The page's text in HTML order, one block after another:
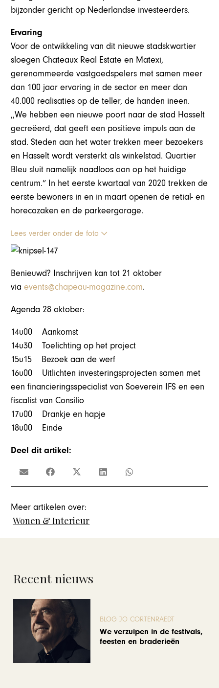
bijzonder gericht op Nederlandse investeerders.
Ervaring
Voor de ontwikkeling van dit nieuwe stadskwartier
sloegen Chateaux Real Estate en Matexi,
gerenommeerde vastgoedspelers met samen meer
dan 100 jaar ervaring in de sector en meer dan
40.000 realisaties op de teller, de handen ineen.
,,We hebben een nieuwe poort naar de stad Hasselt
gecreëerd, dat geeft een positieve impuls aan de
stad. Steden aan het water trekken meer bezoekers
en Hasselt wordt versterkt als winkelstad. Quartier
Bleu sluit namelijk naadloos aan op het huidige
centrum.” In het eerste kwartaal van 2020 trekken de
eerste bewoners in en in maart openen de retial- en
horecazaken en de parkeergarage.
Lees verder onder de foto
Benieuwd? Inschrijven kan tot 21 oktober
viaevents@chapeau-magazine.com.
Agenda 28 oktober:
14u00 Aankomst
14u30 Toelichting op het project
15u15 Bezoek aan de werf
16u00 Uitlichten investeringsprojecten samen met
een financieringsspecialist van Soeverein IFS en een
fiscalist van Consilio
17u00 Drankje en hapje
18u00 Einde
Deel dit artikel:
Meer artikelen over:
Wonen & Interieur
Recent nieuws
BLOG JO CORTENRAEDT
We verzuipen in de festivals,
feesten en braderieën